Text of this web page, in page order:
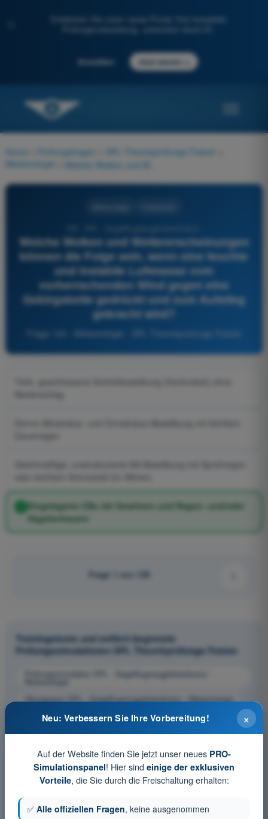
Entdecken Sie unser neues Portal: Ihre komplette
Prüfungsvorbereitung, unterstützt durch KI.
Anmelden Jetzt starten
Home Prüfungsfragen SPL Theorieprüfungs-Trainer
Meteorologie
Welche Wolken und Wettererscheinungen
können die Folge sein, wenn eine feuchte
und instabile Luftmasse vom
vorherrschenden Wind gegen eine
Gebirgskette gedrückt und zum Aufstieg
gebracht wird?
Frage 120 - Meteorologie - SPL Theorieprüfungs-Trainer
Eingelagerte CBs mit Gewittern und Regen- und/oder
Hagelschauern
Frage 1 von 129
Trainingstests und zeitlich begrenzte
Prüfungssimulationen SPL Theorieprüfungs-Trainer
Prüfungssimulation SPL - Segelflugzeugpilotenlizenz -
Übungsquiz SPL - Segelflugzeugpilotenlizenz - Meteorologie
PDF-Prüfung SPL - Segelflugzeugpilotenlizenz - Meteorologie ×
Neu: Verbessern Sie Ihre Vorbereitung!
Auf der Website finden Sie jetzt unser neues PRO-
Simulationspanel! Hier sind einige der exklusiven
Vorteile, die Sie durch die Freischaltung erhalten:
✅ Alle offiziellen Fragen, keine ausgenommen